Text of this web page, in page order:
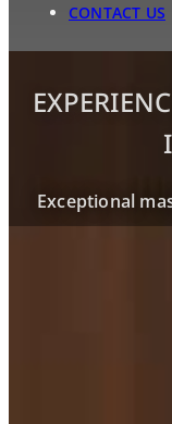
CONTACT US
Exceptional